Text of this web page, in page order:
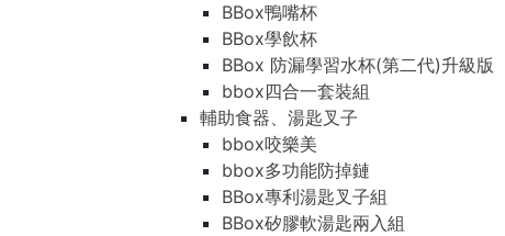
BBox鴨嘴杯
BBox學飲杯
BBox 防漏學習水杯(第二代)升級版
bbox四合一套裝組
輔助食器、湯匙叉子
bbox咬樂美
bbox多功能防掉鏈
BBox專利湯匙叉子組
BBox矽膠軟湯匙兩入組